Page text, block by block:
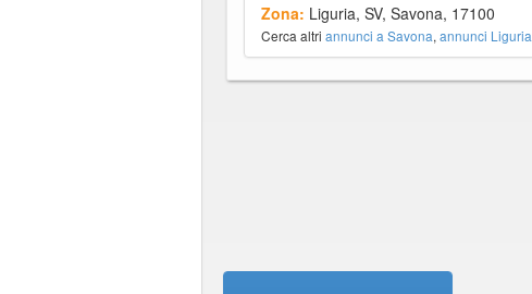
Zona: Liguria, SV, Savona, 17100
Cerca altri annunci a Savona, annunci Liguria